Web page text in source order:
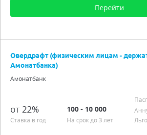
Перейти
Процентная ставка от 21,00%
Подробно
Овердрафт (физическим лицам -
Амонатбанка)
Амонатбанк
от 22%
Ставка в год
100 - 10 000
На срок до 3 лет